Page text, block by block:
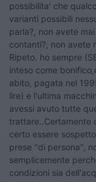
possibilita' che
varianti possibili
parla?, non avete
contanti?, non avete
Ripeto. ho sempre
inteso come
abito, pagata nel
lire) e l'ultima
avessi avuto tutte
trattare..Certamente
certo essere
prese ''di persona'',
semplicemente
condizioni sia